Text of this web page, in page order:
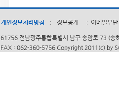
개인정보처리방침 정보공개 이메일무
61756 전남광주통합특별시 남구 송암로 73 (
FAX : 062-360-5756 Copyright 2011(c) by